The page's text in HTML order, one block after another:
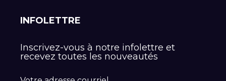
INFOLETTRE
Inscrivez-vous à notre infolettre et
recevez toutes les nouveautés